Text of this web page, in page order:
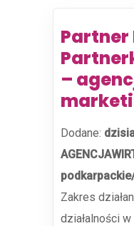
Partner
–
Dodane:
Zakres
działalności